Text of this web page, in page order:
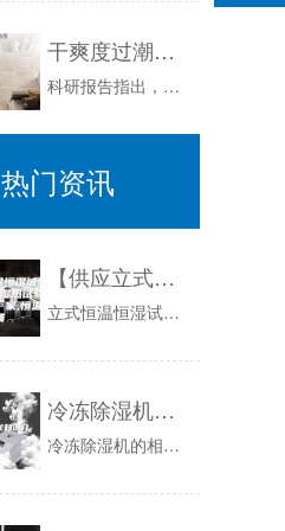
干爽度过潮湿季 家里就得配个除湿机
科研报告指出，人体对生活环境的湿度是有很高的要求，相对湿度达到40-60%为最佳。如果湿度过大，容易导致衣服皮革受潮发霉；粮食药品烟草变质；...
热门资讯
【供应立式恒温恒湿试验箱／立式高低温湿热试验箱厂家】价格,厂家,恒温试验设备
立式恒温恒湿试验箱/设备用途：该立式恒温恒湿试验箱主要是针对电子、电工产品，以及其原器件和其它材料在高温、低温、湿热的环境下贮存、运输、使用...
冷冻除湿机的相关知识介绍
冷冻除湿机的相关知识介绍导语：冷冻除湿机也就是除湿机，其专业叫法为冷冻除湿机，之所以叫冷冻除湿机是因为常温和相对高温的空气中的水蒸气遇到冷却...